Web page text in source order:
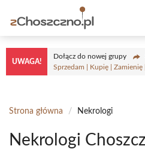
treści
UWAGA!
Dołącz do nowej grupy
Sprzedam | Kupię | Zamienię
Strona główna / Nekrologi
Nekrologi